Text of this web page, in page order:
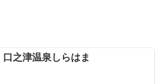
口之津温泉しらはま